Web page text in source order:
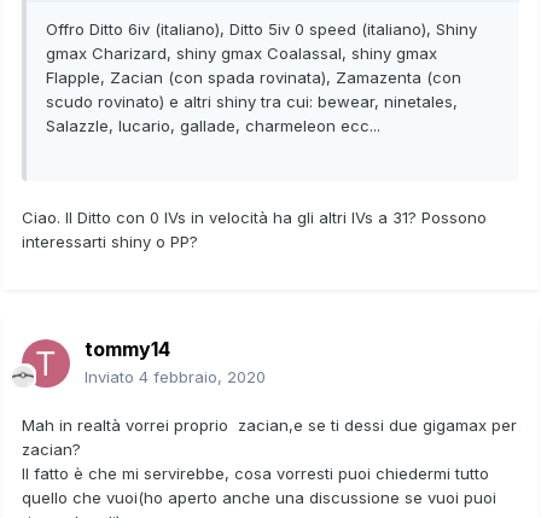
Offro Ditto 6iv (italiano), Ditto 5iv 0 speed (italiano), Shiny
gmax Charizard, shiny gmax Coalassal, shiny gmax
Flapple, Zacian (con spada rovinata), Zamazenta (con
scudo rovinato) e altri shiny tra cui: bewear, ninetales,
Salazzle, lucario, gallade, charmeleon ecc...
Ciao. Il Ditto con 0 IVs in velocità ha gli altri IVs a 31? Possono
interessarti shiny o PP?
tommy14
Inviato 4 febbraio, 2020
Mah in realtà vorrei proprio zacian,e se ti dessi due gigamax per
zacian?
Il fatto è che mi servirebbe, cosa vorresti puoi chiedermi tutto
quello che vuoi(ho aperto anche una discussione se vuoi puoi